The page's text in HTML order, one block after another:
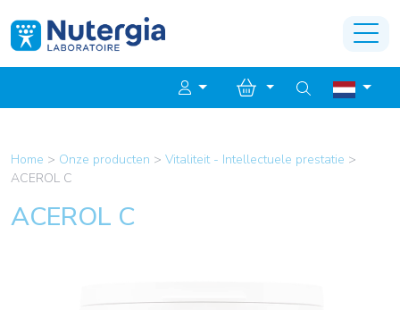
Home > Onze producten > Vitaliteit - Intellectuele prestatie >
ACEROL C
ACEROL C